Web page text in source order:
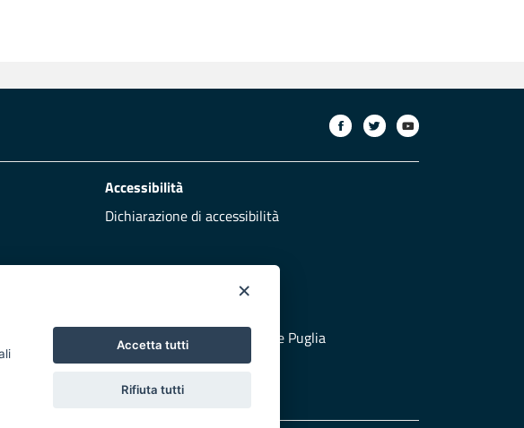
Accessibilità
Dichiarazione di accessibilità
Vai al sito di Protezione Civile Puglia
×
Accetta tutti
Rifiuta tutti